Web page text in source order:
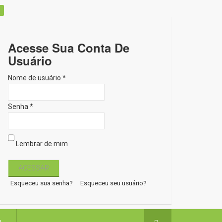
Acesse Sua Conta De
Usuário
Nome de usuário *
Senha *
Lembrar de mim
Esqueceu sua senha? Esqueceu seu usuário?